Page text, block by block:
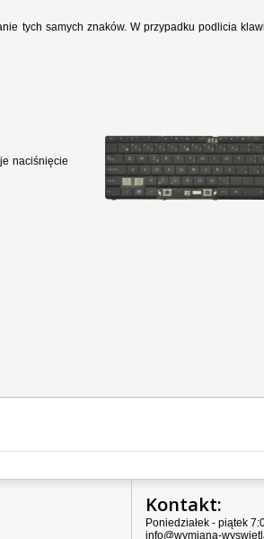
tych samych znaków. W przypadku podlicia
naciśnięcie
Kontakt:
Poniedziałek - piątek
info@wymiana-